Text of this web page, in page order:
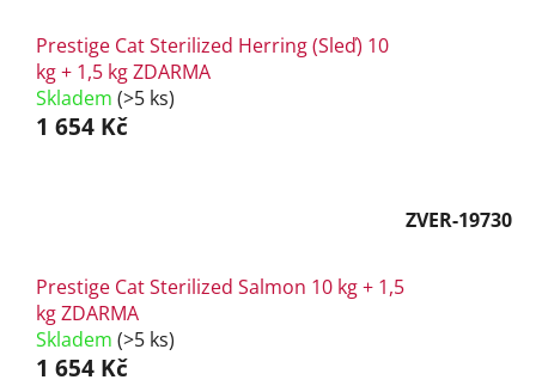
Prestige Cat Sterilized Herring (Sleď) 10
kg + 1,5 kg ZDARMA
Skladem (>5 ks)
1 654 Kč
ZVER-19730
Prestige Cat Sterilized Salmon 10 kg + 1,5
kg ZDARMA
Skladem (>5 ks)
1 654 Kč